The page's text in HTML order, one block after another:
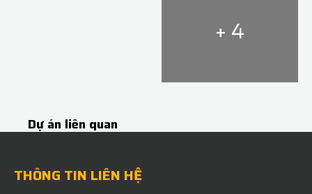
+ 4
Dự án liên quan
THÔNG TIN LIÊN HỆ